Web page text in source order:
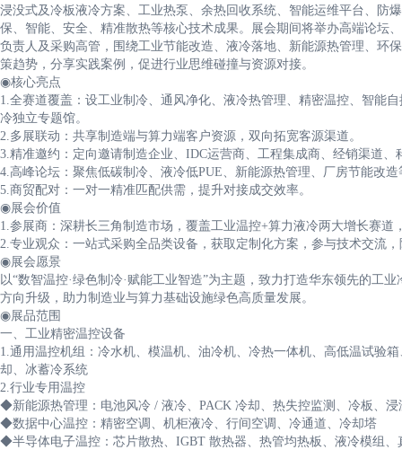
浸没式及冷板液冷方案、工业热泵、余热回收系统、智能运维平台、防
保、智能、安全、精准散热等核心技术成果。展会期间将举办高端论坛
负责人及采购高管，围绕工业节能改造、液冷落地、新能源热管理、环
策趋势，分享实践案例，促进行业思维碰撞与资源对接。
◉核心亮点
1.全赛道覆盖：设工业制冷、通风净化、液冷热管理、精密温控、智能
冷独立专题馆。
2.多展联动：共享制造端与算力端客户资源，双向拓宽客源渠道。
3.精准邀约：定向邀请制造企业、IDC运营商、工程集成商、经销渠道、
4.高峰论坛：聚焦低碳制冷、液冷低PUE、新能源热管理、厂房节能改
5.商贸配对：一对一精准匹配供需，提升对接成交效率。
◉展会价值
1.参展商：深耕长三角制造市场，覆盖工业温控+算力液冷两大增长赛
2.专业观众：一站式采购全品类设备，获取定制化方案，参与技术交流
◉展会愿景
以“数智温控·绿色制冷·赋能工业智造”为主题，致力打造华东领先的工
方向升级，助力制造业与算力基础设施绿色高质量发展。
◉展品范围
一、工业精密温控设备
1.通用温控机组：冷水机、模温机、油冷机、冷热一体机、高低温试验
却、冰蓄冷系统
2.行业专用温控
◆新能源热管理：电池风冷 / 液冷、PACK 冷却、热失控监测、冷板、浸
◆数据中心温控：精密空调、机柜液冷、行间空调、冷通道、冷却塔
◆半导体电子温控：芯片散热、IGBT 散热器、热管均热板、液冷模组、